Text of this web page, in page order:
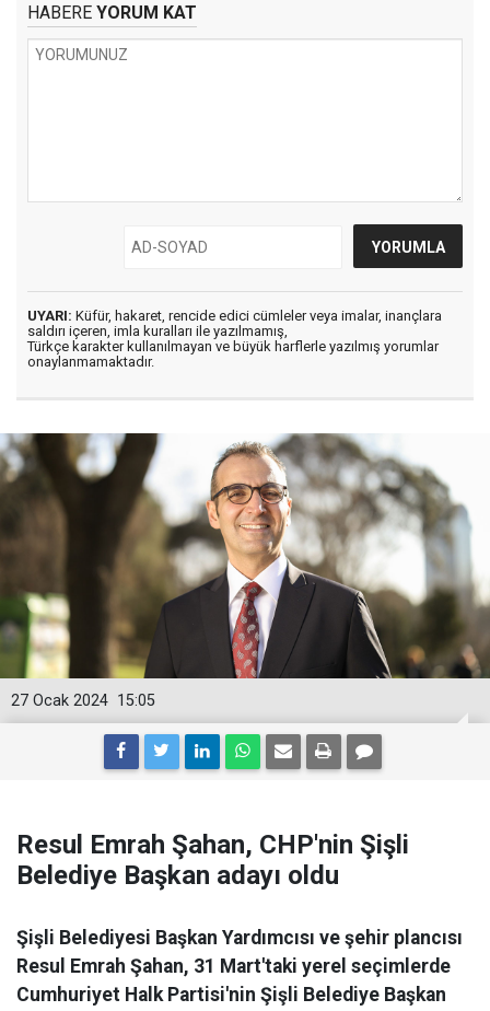
HABERE YORUM KAT
UYARI: Küfür, hakaret, rencide edici cümleler veya imalar, inançlara
saldırı içeren, imla kuralları ile yazılmamış,
Türkçe karakter kullanılmayan ve büyük harflerle yazılmış yorumlar
onaylanmamaktadır.
15:05
27 Ocak 2024
Resul Emrah Şahan, CHP'nin Şişli
Belediye Başkan adayı oldu
Şişli Belediyesi Başkan Yardımcısı ve şehir plancısı
Resul Emrah Şahan, 31 Mart'taki yerel seçimlerde
Cumhuriyet Halk Partisi'nin Şişli Belediye Başkan